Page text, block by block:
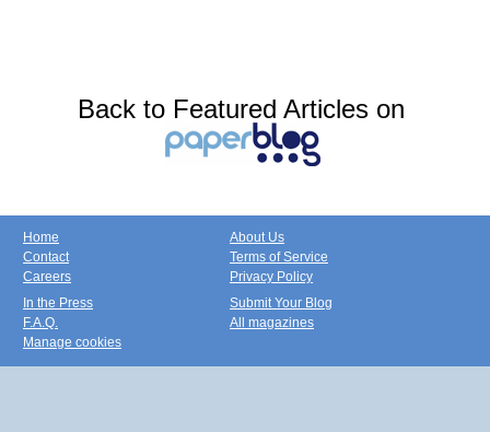
Back to Featured Articles on
Home
Contact
Careers
About Us
Terms of Service
Privacy Policy
In the Press
F.A.Q.
Manage cookies
Submit Your Blog
All magazines